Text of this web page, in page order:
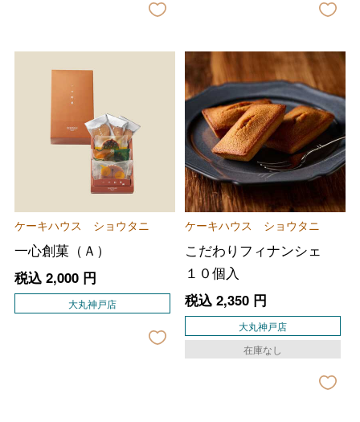
ケーキハウス ショウタニ
一心創菓（Ａ）
税込 2,000円
大丸神戸店
ケーキハウス ショウタニ
こだわりフィナンシェ
１０個入
税込 2,350円
大丸神戸店
在庫なし